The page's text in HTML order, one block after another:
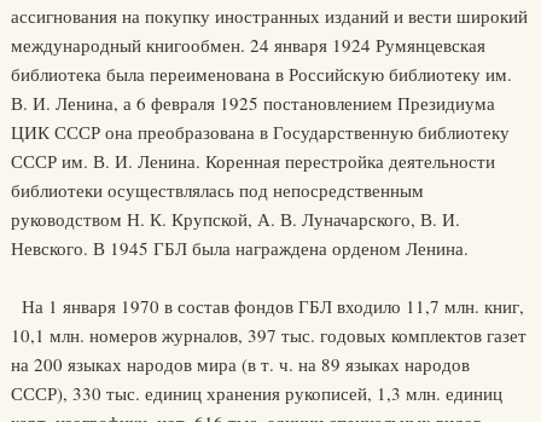
ассигнования на покупку иностранных изданий и вести широкий
международный книгообмен. 24 января 1924 Румянцевская
библиотека была переименована в Российскую библиотеку им.
В. И. Ленина, а 6 февраля 1925 постановлением Президиума
ЦИК СССР она преобразована в Государственную библиотеку
СССР им. В. И. Ленина. Коренная перестройка деятельности
библиотеки осуществлялась под непосредственным
руководством Н. К. Крупской, А. В. Луначарского, В. И.
Невского. В 1945 ГБЛ была награждена орденом Ленина.
На 1 января 1970 в состав фондов ГБЛ входило 11,7 млн. книг,
10,1 млн. номеров журналов, 397 тыс. годовых комплектов газет
на 200 языках народов мира (в т. ч. на 89 языках народов
СССР), 330 тыс. единиц хранения рукописей, 1,3 млн. единиц